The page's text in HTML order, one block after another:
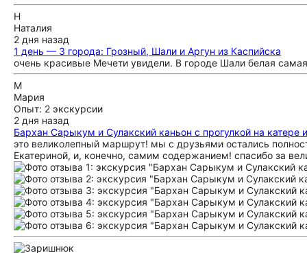
Н
Наталия
2 дня назад
1 день — 3 города: Грозный, Шали и Аргун из Каспийска
очень красивые Мечети увидели. В городе Шали белая
М
Мария
Опыт: 2 экскурсии
2 дня назад
Бархан Сарыкум и Сулакский каньон с прогулкой на катере
это великолепный маршрут! мы с друзьями остались
Екатериной, и, конечно, самим содержанием! спасибо за